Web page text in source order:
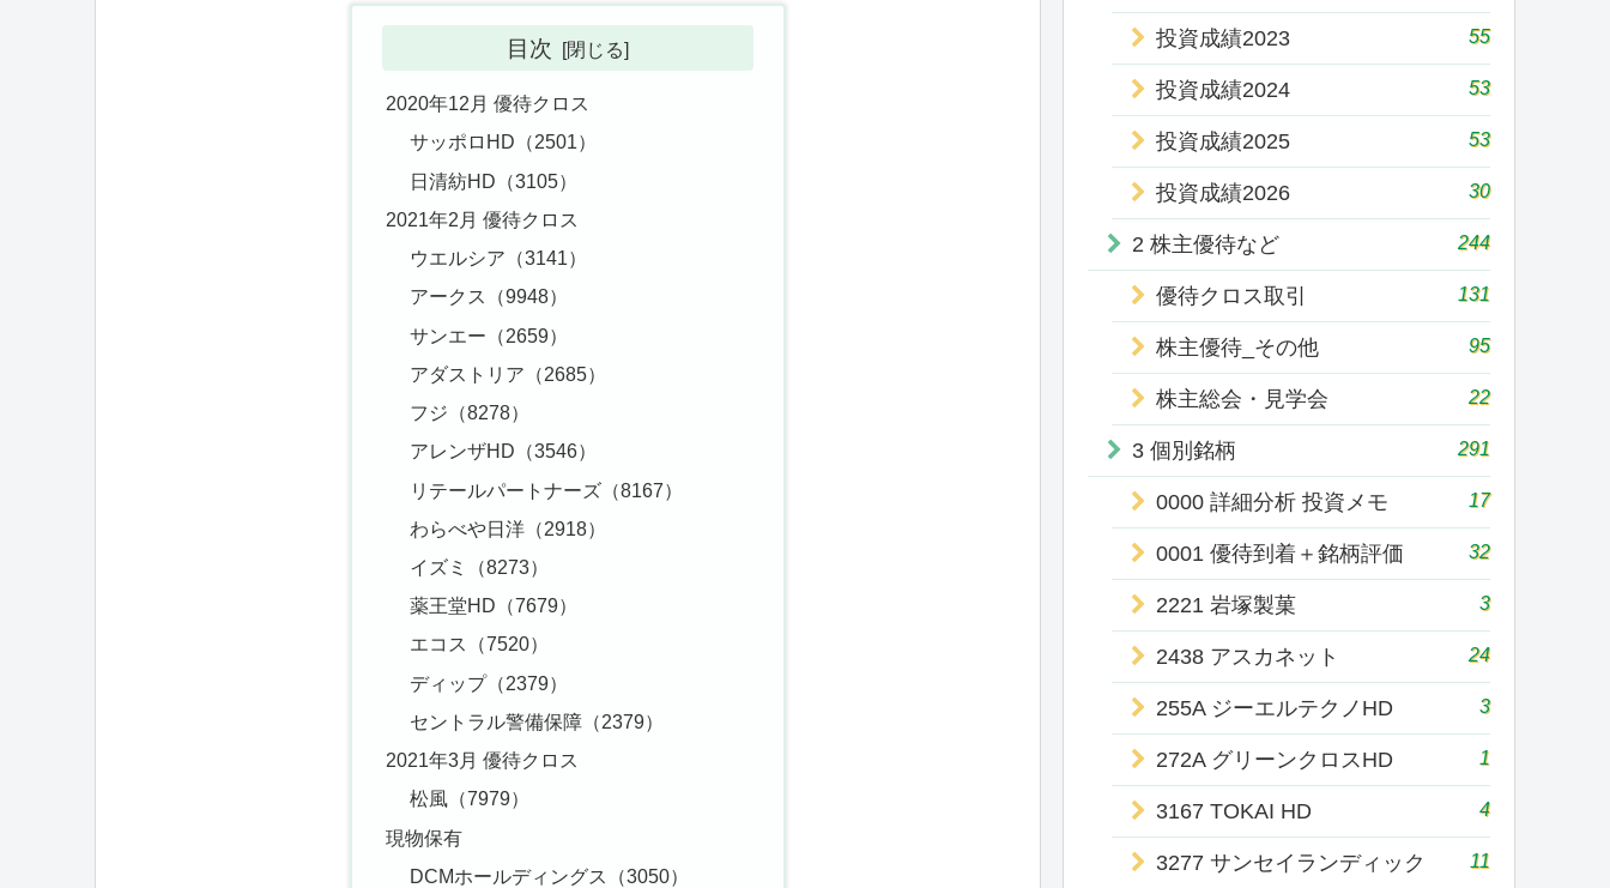
目次
2020年12月 優待クロス
サッポロHD（2501）
日清紡HD（3105）
2021年2月 優待クロス
ウエルシア（3141）
アークス（9948）
サンエー（2659）
アダストリア（2685）
フジ（8278）
アレンザHD（3546）
リテールパートナーズ（8167）
わらべや日洋（2918）
イズミ（8273）
薬王堂HD（7679）
エコス（7520）
ディップ（2379）
セントラル警備保障（2379）
2021年3月 優待クロス
松風（7979）
現物保有
DCMホールディングス（3050）
投資成績2023 55
投資成績2024 53
投資成績2025 53
投資成績2026 30
2 株主優待など 244
優待クロス取引 131
株主優待_その他 95
株主総会・見学会 22
3 個別銘柄 291
0000 詳細分析 投資メモ 17
0001 優待到着＋銘柄評価 32
2221 岩塚製菓 3
2438 アスカネット 24
255A ジーエルテクノHD 3
272A グリーンクロスHD 1
3167 TOKAI HD 4
3277 サンセイランディック 11